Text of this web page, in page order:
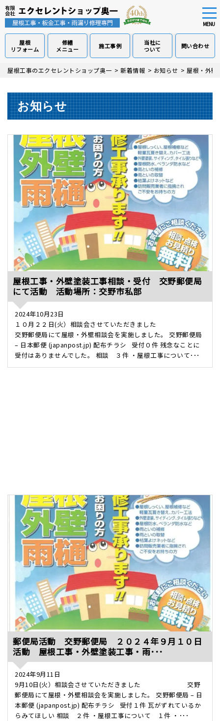
Skip
content
MENU
屋根
リフォーム
修繕
メニュー
施工事例
当社に
ついて
問い合わせ
屋根工事のエクセレントショップ奥一 > 新着情報 > お知らせ > 屋根・外壁
お知らせ
屋根工事・外壁塗装工事相談・受付 交野郵便局
にて活動 活動場所：交野市私部
2024年10月23日
１０月２２日(火）相談会させていただきました
交野郵便局にて屋根・外壁相談会を実施しました。 交野郵便局
– 日本郵便 (japanpost.jp) 配布チラシ 受付０件 残念なことに
受付はありませんでした。 相談 ３件 ・屋根工事について･･･
郵便局活動 交野郵便局 ２０２４年９月１０日
活動 屋根工事・外壁塗装工事・雨･･･
2024年9月11日
9月10日(火）相談会させていただきました 交野
郵便局にて屋根・外壁相談会を実施しました。 交野郵便局 – 日
本郵便 (japanpost.jp) 配布チラシ 受付１件 瓦がずれているか
らみてほしい 相談 ２件 ・屋根工事について １件 ・･･･